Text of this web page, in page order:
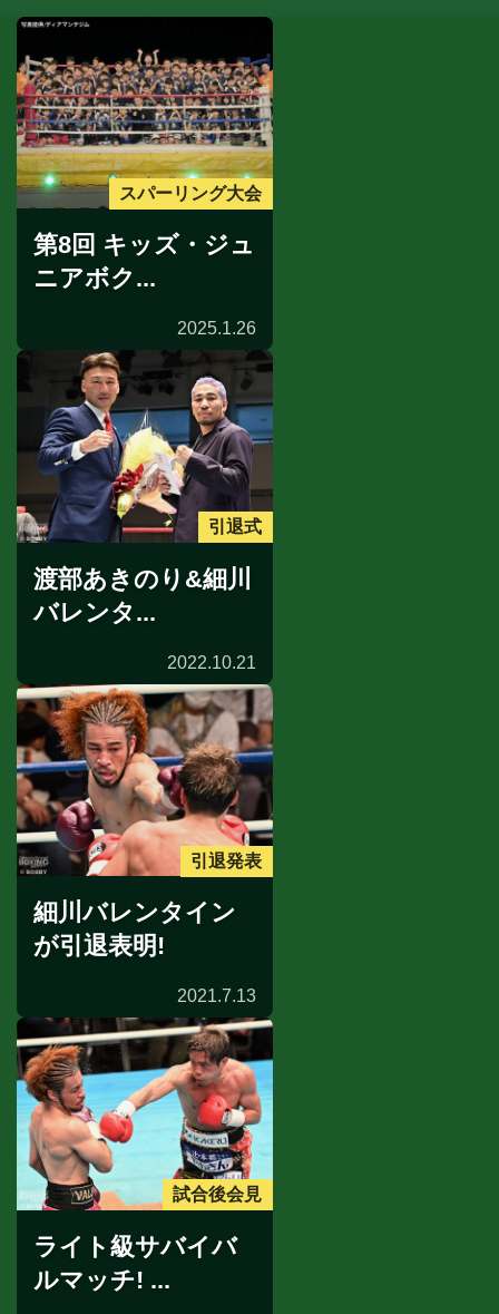
スパーリング大会
第8回 キッズ・ジュ
ニアボク...
2025.1.26
引退式
渡部あきのり&細川
バレンタ...
2022.10.21
引退発表
細川バレンタイン
が引退表明!
2021.7.13
試合後会見
ライト級サバイバ
ルマッチ! ...